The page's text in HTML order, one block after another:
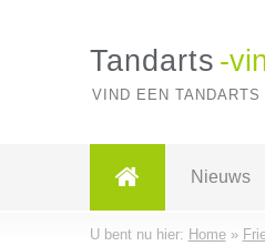
Tandarts -
VIND EEN
Nieuws
U bent nu hier: Home»